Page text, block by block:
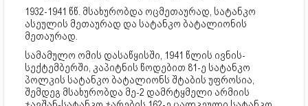
1932-1941 წწ. მსახურობდა ოცმეთაურად, სატანკო
ასეულის მეთაურად და სატანკო ბატალიონის
მეთაურად.
სამამულო ომის დასაწყისში, 1941 წლის ივნის-
სექტემბერში, კაპიტნის წოდებით 81-ე სატანკო
პოლკის სატანკო ბატალიონს შტაბის უფროსია,
შემდეგ მსახურობდა მე-2 დამრტყმელი არმიის